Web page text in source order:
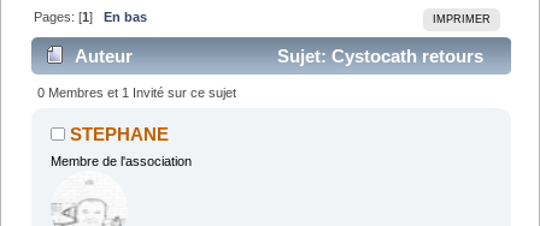
IMPRIMER
Pages: [1] En bas
Auteur
Sujet: Cystocath retours
d'informations. (Lu 25839 fois)
0 Membres et 1 Invité sur ce sujet
STEPHANE
Membre de l'association